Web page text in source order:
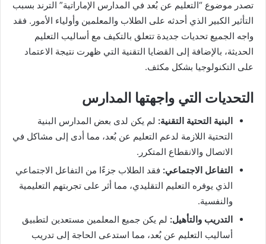
تصدر موضوع “التعليم عن بُعد في المدارس الإماراتية” الترند بسبب
التأثير الكبير الذي أحدثه على الطلاب والمعلمين وأولياء الأمور. فقد
واجه الجميع تحديات جديدة تتعلق بالتكيف مع أساليب التعليم
الحديثة، بالإضافة إلى القضايا التقنية التي ظهرت نتيجة الاعتماد
على التكنولوجيا بشكل مكثف.
التحديات التي واجهتها المدارس
البنية التحتية التقنية: لم يكن لدى بعض المدارس البنية
التحتية اللازمة لدعم التعليم عن بُعد، مما أدى إلى مشاكل في
الاتصال والانقطاع المتكرر.
التفاعل الاجتماعي: فقد الطلاب جزءًا من التفاعل الاجتماعي
الذي يوفره التعليم التقليدي، مما أثر على تجربتهم التعليمية
والنفسية.
التدريب والتأهيل: لم يكن جميع المعلمين مستعدين لتطبيق
أساليب التعليم عن بُعد، مما استدعى الحاجة إلى تدريب